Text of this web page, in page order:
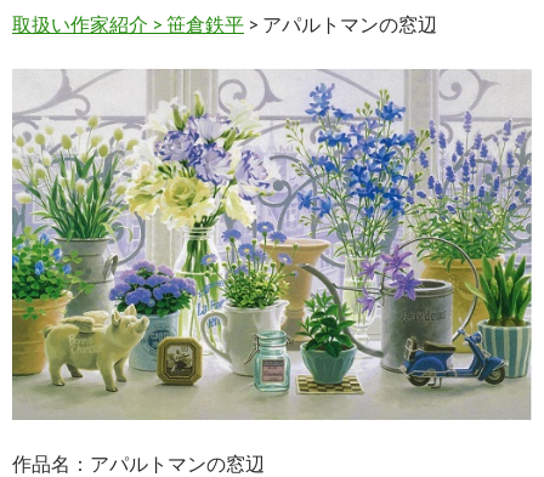
取扱い作家紹介 > 笹倉鉄平 > アパルトマンの窓辺
作品名：アパルトマンの窓辺